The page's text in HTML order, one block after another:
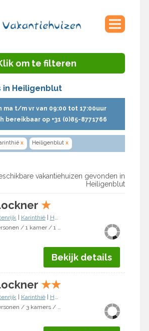
om te filteren
in Heiligenblut
ma t/m vr van 09:00 tot 17:00uur
bereikbaar op +31 (0)85-8771766
x Heiligenblut x
vakantiehuizen gevonden in
Heiligenblut
★
Karinthië| Heiligenblut
3 personen / 1 kamer / 1 slaapkamer
Bekijk details
★★
Karinthië| Heiligenblut
6 personen / 3 kamers / 2 slaapkamers